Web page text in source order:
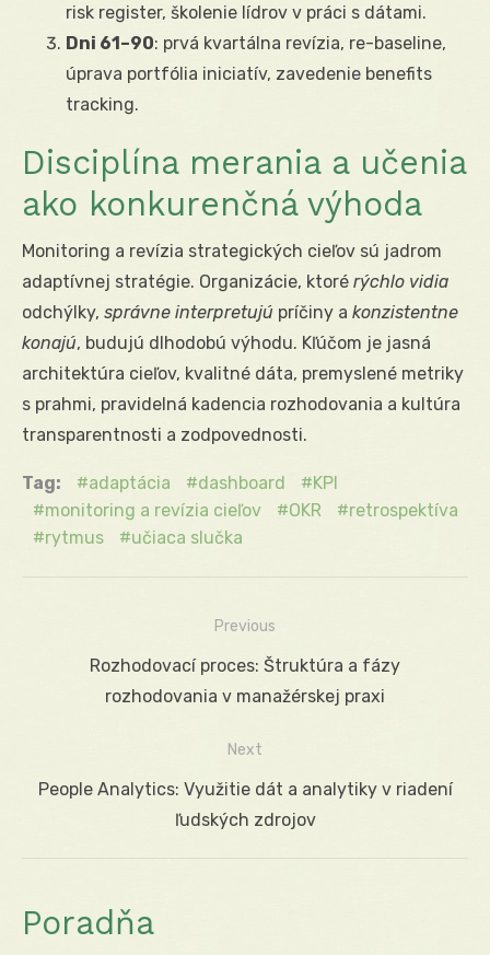
risk register, školenie lídrov v práci s dátami.
Dni 61–90: prvá kvartálna revízia, re-baseline,
úprava portfólia iniciatív, zavedenie benefits
tracking.
Disciplína merania a učenia
ako konkurenčná výhoda
Monitoring a revízia strategických cieľov sú jadrom
adaptívnej stratégie. Organizácie, ktoré rýchlo vidia
odchýlky, správne interpretujú príčiny a konzistentne
konajú, budujú dlhodobú výhodu. Kľúčom je jasná
architektúra cieľov, kvalitné dáta, premyslené metriky
s prahmi, pravidelná kadencia rozhodovania a kultúra
transparentnosti a zodpovednosti.
Tag: adaptácia dashboard
KPI
monitoring a revízia cieľov
OKR
retrospektíva
rytmus
učiaca slučka
Navigácia
Previous
PreviousRozhodovací proces: Štruktúra a fázy
rozhodovania v manažérskej praxi
Next
Next
People Analytics: Využitie dát a analytiky v riadení
ľudských zdrojov
Poradňa